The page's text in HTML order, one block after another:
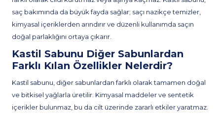
saç bakımında da büyük fayda sağlar; saçı nazikçe temizler,
kimyasal içeriklerden arındırır ve düzenli kullanımda saçın
doğal parlaklığını ortaya çıkarır.
Kastil Sabunu Diğer Sabunlardan
Farklı Kılan Özellikler Nelerdir?
Kastil sabunu, diğer sabunlardan farklı olarak tamamen doğal
ve bitkisel yağlarla üretilir. Kimyasal maddeler ve sentetik
içerikler bulunmaz, bu da cilt üzerinde zararlı etkiler yaratmaz.